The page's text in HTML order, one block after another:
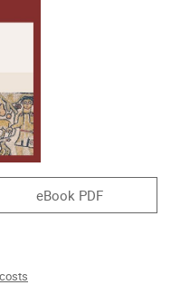
eBook PDF